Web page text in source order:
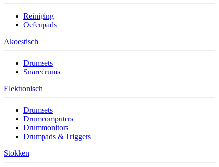
Reiniging
Oefenpads
Akoestisch
Drumsets
Snaredrums
Elektronisch
Drumsets
Drumcomputers
Drummonitors
Drumpads & Triggers
Stokken